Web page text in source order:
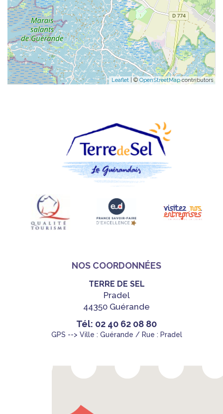
Leaflet | © OpenStreetMapcontributors
NOS COORDONNÉES
TERRE DE SEL
Pradel
44350 Guérande
Tél: 02 40 62 08 80
GPS --> Ville : Guérande / Rue : Pradel